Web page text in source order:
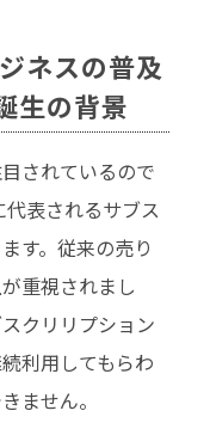
ネスの普及
生の背景
されているので
代表されるサブス
す。従来の売り
重視されまし
クリリプション
利用してもらわ
ません。